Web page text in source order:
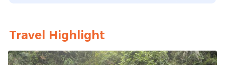
Travel Highlight